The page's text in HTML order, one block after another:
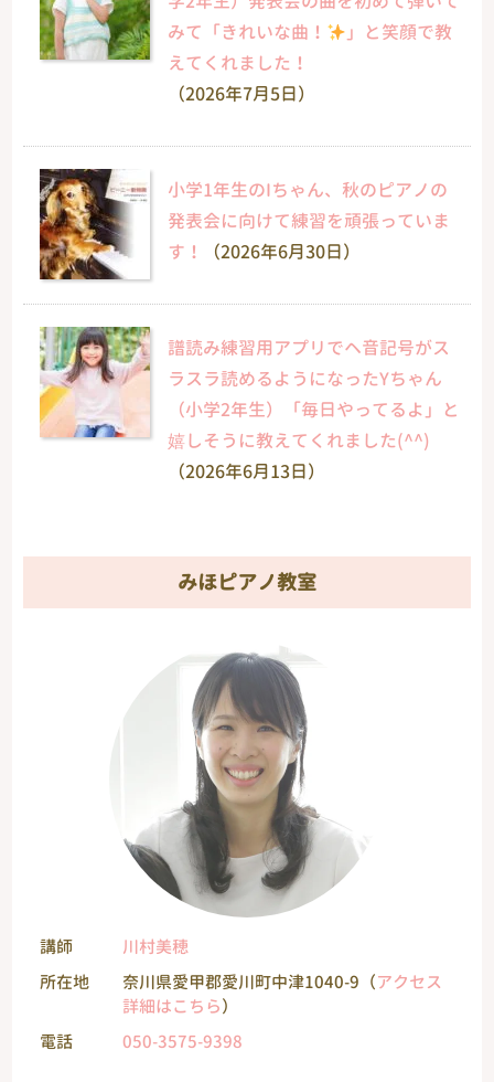
みて「きれいな曲！
」と笑顔で教
えてくれました！
（2026年7月5日）
小学1年生のIちゃん、秋のピアノの
発表会に向けて練習を頑張っていま
す！
（2026年6月30日）
譜読み練習用アプリでヘ音記号がス
ラスラ読めるようになったYちゃん
（小学2年生）「毎日やってるよ」と
嬉しそうに教えてくれました(^^)
（2026年6月13日）
みほピアノ教室
講師
川村美穂
所在地
奈川県愛甲郡愛川町中津1040-9（アクセス
詳細はこちら）
電話
050-3575-9398